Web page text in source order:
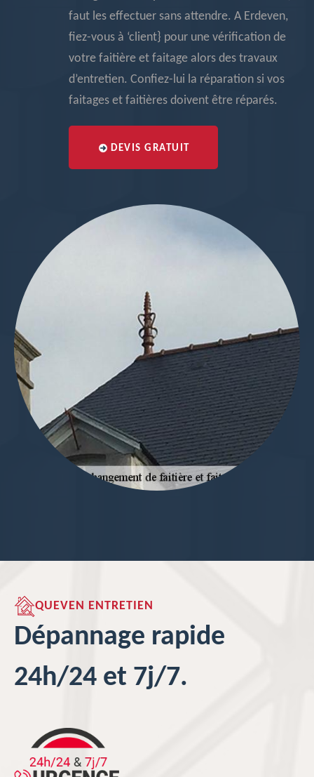
faut les effectuer sans attendre. A Erdeven,
fiez-vous à ‘client} pour une vérification de
votre faitière et faitage alors des travaux
d’entretien. Confiez-lui la réparation si vos
faitages et faitières doivent être réparés.
DEVIS GRATUIT
QUEVEN ENTRETIEN
Dépannage rapide
24h/24 et 7j/7.